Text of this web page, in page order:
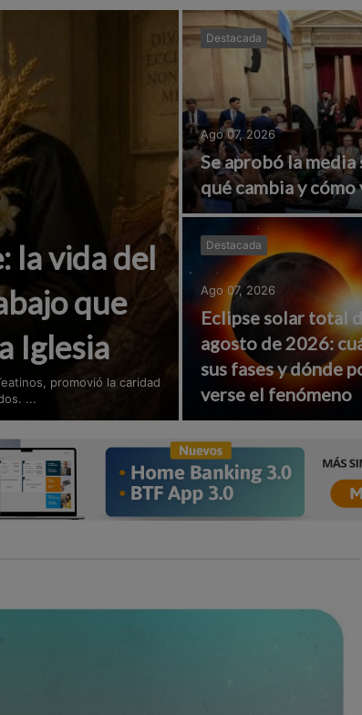
la vida del
que
Iglesia
promovió la caridad
...
Destacada
Ago 07, 2026
Se aprobó la
qué cambia y
Destacada
Ago 07, 2026
Eclipse solar total
agosto de 2026:
sus fases y dónde
verse el fenómeno